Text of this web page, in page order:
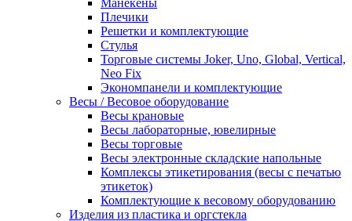
Манекены
Плечики
Решетки и комплектующие
Стулья
Торговые системы Joker, Uno, Global, Vertical,
Neo Fix
Экономпанели и комплектующие
Весы / Весовое оборудование
Весы крановые
Весы лабораторные, ювелирные
Весы торговые
Весы электронные складские напольные
Комплексы этикетирования (весы с печатью
этикеток)
Комплектующие к весовому оборудованию
Изделия из пластика и оргстекла